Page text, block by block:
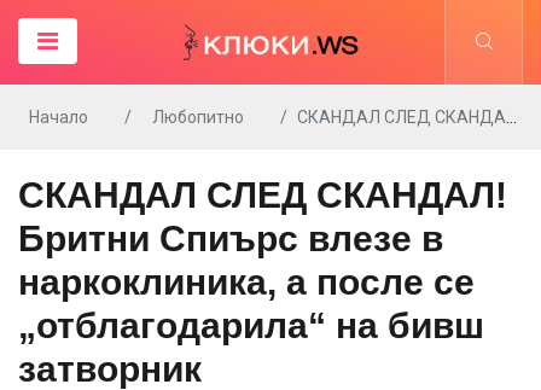
Начало Любопитно СКАНДАЛ СЛЕД СКАНДАЛ! Бритни Спиърс влезе в наркоклиника, а после се „отблагодарила“ на бивш затворник
СКАНДАЛ СЛЕД СКАНДАЛ!
Бритни Спиърс влезе в
наркоклиника, а после се
„отблагодарила“ на бивш
затворник